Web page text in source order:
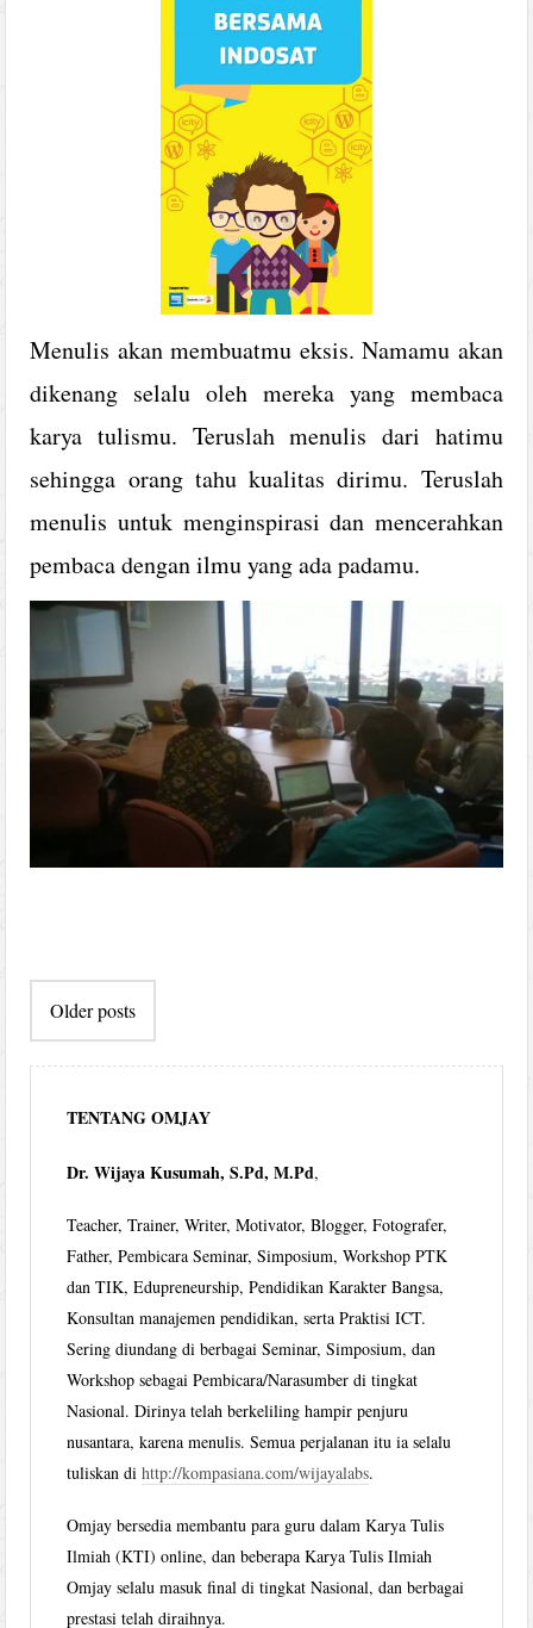
Menulis akan membuatmu eksis. Namamu akan
dikenang selalu oleh mereka yang membaca
karya tulismu. Teruslah menulis dari hatimu
sehingga orang tahu kualitas dirimu. Teruslah
menulis untuk menginspirasi dan mencerahkan
pembaca dengan ilmu yang ada padamu.
navigation
Older posts
TENTANG OMJAY
Dr. Wijaya Kusumah, S.Pd, M.Pd,
Teacher, Trainer, Writer, Motivator, Blogger, Fotografer,
Father, Pembicara Seminar, Simposium, Workshop PTK
dan TIK, Edupreneurship, Pendidikan Karakter Bangsa,
Konsultan manajemen pendidikan, serta Praktisi ICT.
Sering diundang di berbagai Seminar, Simposium, dan
Workshop sebagai Pembicara/Narasumber di tingkat
Nasional. Dirinya telah berkeliling hampir penjuru
nusantara, karena menulis. Semua perjalanan itu ia selalu
tuliskan dihttp://kompasiana.com/wijayalabs.
Omjay bersedia membantu para guru dalam Karya Tulis
Ilmiah (KTI) online, dan beberapa Karya Tulis Ilmiah
Omjay selalu masuk final di tingkat Nasional, dan berbagai
prestasi telah diraihnya.